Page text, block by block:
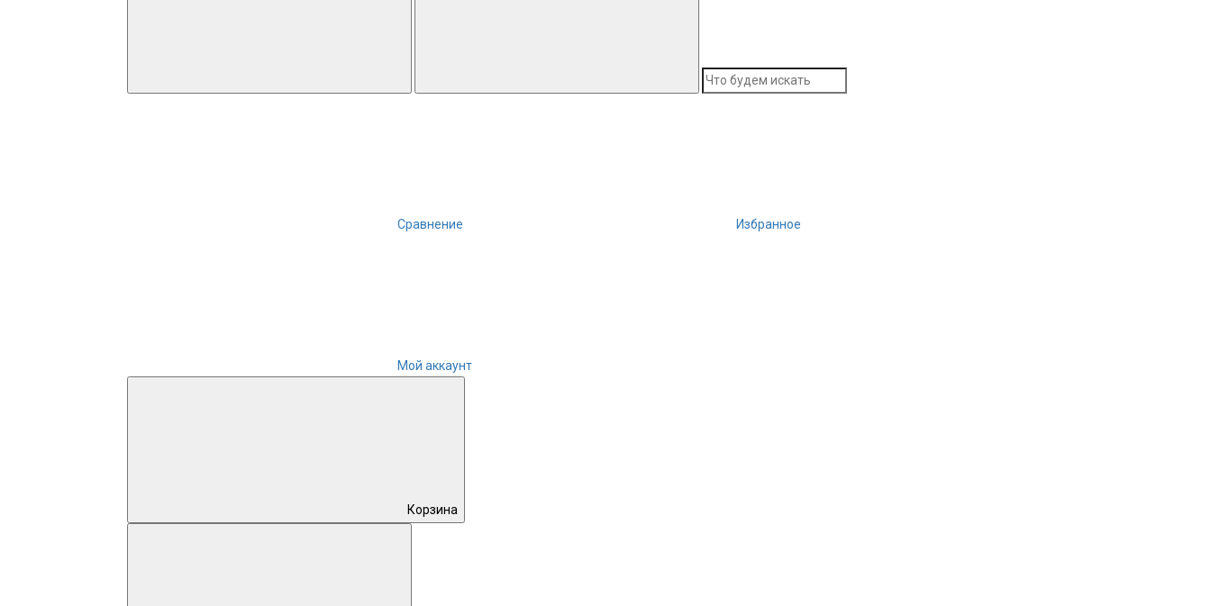
Сравнение Избранное
Мой аккаунт
Корзина